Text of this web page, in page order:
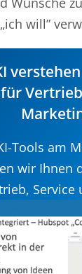
„ich will”
Tools am
wir Ihnen
Service